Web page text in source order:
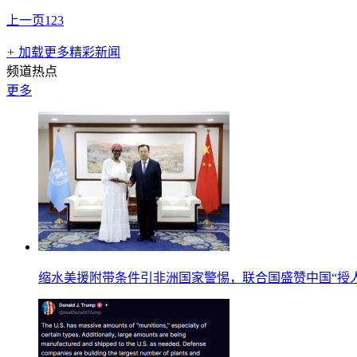
上一页1 23
+ 加载更多精彩新闻
频道热点
更多
缩水美援附带条件引非洲国家警惕，联合国盛赞中国“授